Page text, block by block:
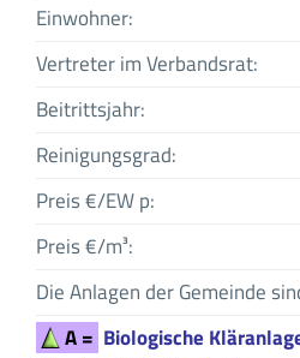
Einwohner:
Vertreter im Verbandsrat:
Beitrittsjahr:
Reinigungsgrad:
Preis €/EW p:
Preis €/m³:
Die Anlagen der Gemeinde
A = Biologische